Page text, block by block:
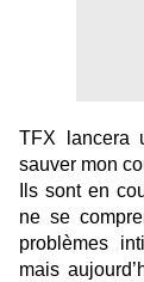
TFX lancera
sauver mon
Ils sont en
ne se
problèmes
mais